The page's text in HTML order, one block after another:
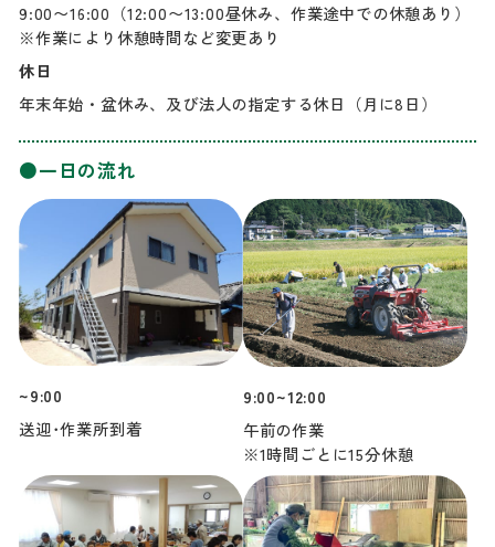
9:00〜16:00（12:00〜13:00昼休み、作業途中での休憩あり）
※作業により休憩時間など変更あり
休日
年末年始・盆休み、及び法人の指定する休日（月に8日）
●一日の流れ
~9:00
送迎･作業所到着
9:00~12:00
午前の作業
※1時間ごとに15分休憩